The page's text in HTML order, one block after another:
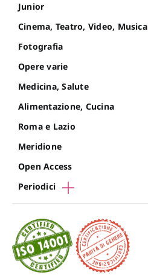
Junior
Cinema, Teatro, Video, Musica
Fotografia
Opere varie
Medicina, Salute
Alimentazione, Cucina
Roma e Lazio
Meridione
Open Access
Periodici